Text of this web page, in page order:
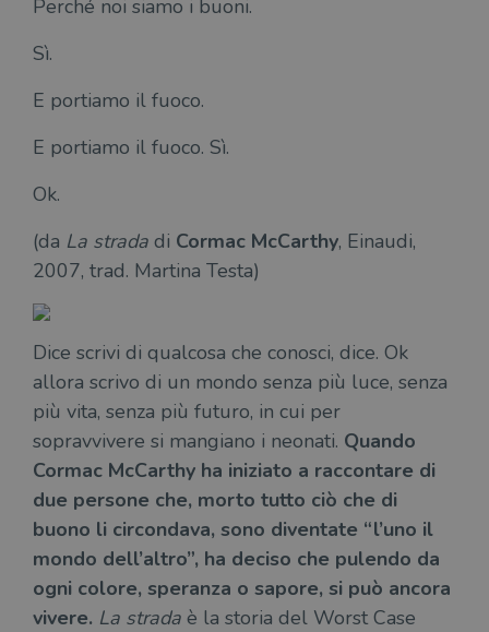
Perché noi siamo i buoni.
Sì.
E portiamo il fuoco.
E portiamo il fuoco. Sì.
Ok.
(da La strada di Cormac McCarthy, Einaudi,
2007, trad. Martina Testa)
Dice scrivi di qualcosa che conosci, dice. Ok
allora scrivo di un mondo senza più luce, senza
più vita, senza più futuro, in cui per
sopravvivere si mangiano i neonati. Quando
Cormac McCarthy ha iniziato a raccontare di
due persone che, morto tutto ciò che di
buono li circondava, sono diventate “l’uno il
mondo dell’altro”, ha deciso che pulendo da
ogni colore, speranza o sapore, si può ancora
vivere. La strada è la storia del Worst Case